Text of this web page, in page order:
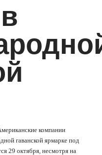
компании
гаванской ярмарке под
29 октября, несмотря на